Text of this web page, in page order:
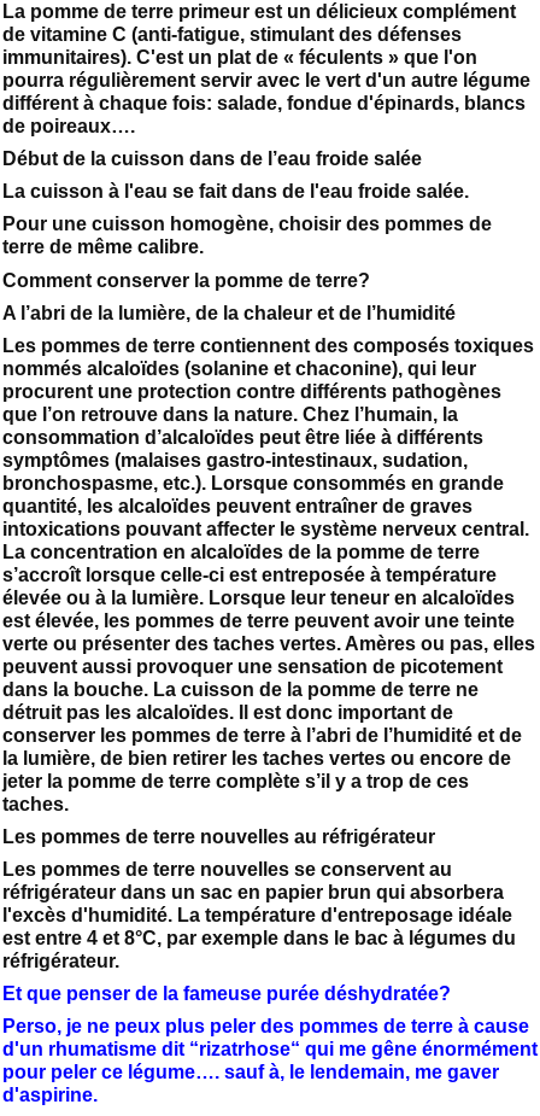
La pomme de terre primeur est un délicieux complément
de vitamine C (anti-fatigue, stimulant des défenses
immunitaires). C'est un plat de « féculents » que l'on
pourra régulièrement servir avec le vert d'un autre légume
différent à chaque fois: salade, fondue d'épinards, blancs
de poireaux….
Début de la cuisson dans de l’eau froide salée
La cuisson à l'eau se fait dans de l'eau froide salée.
Pour une cuisson homogène, choisir des pommes de
terre de même calibre.
Comment conserver la pomme de terre?
A l’abri de la lumière, de la chaleur et de l’humidité
Les pommes de terre contiennent des composés toxiques
nommés alcaloïdes (solanine et chaconine), qui leur
procurent une protection contre différents pathogènes
que l’on retrouve dans la nature. Chez l’humain, la
consommation d’alcaloïdes peut être liée à différents
symptômes (malaises gastro-intestinaux, sudation,
bronchospasme, etc.). Lorsque consommés en grande
quantité, les alcaloïdes peuvent entraîner de graves
intoxications pouvant affecter le système nerveux central.
La concentration en alcaloïdes de la pomme de terre
s’accroît lorsque celle-ci est entreposée à température
élevée ou à la lumière. Lorsque leur teneur en alcaloïdes
est élevée, les pommes de terre peuvent avoir une teinte
verte ou présenter des taches vertes. Amères ou pas, elles
peuvent aussi provoquer une sensation de picotement
dans la bouche. La cuisson de la pomme de terre ne
détruit pas les alcaloïdes. Il est donc important de
conserver les pommes de terre à l’abri de l’humidité et de
la lumière, de bien retirer les taches vertes ou encore de
jeter la pomme de terre complète s’il y a trop de ces
taches.
Les pommes de terre nouvelles au réfrigérateur
Les pommes de terre nouvelles se conservent au
réfrigérateur dans un sac en papier brun qui absorbera
l'excès d'humidité. La température d'entreposage idéale
est entre 4 et 8°C, par exemple dans le bac à légumes du
réfrigérateur.
Et que penser de la fameuse purée déshydratée?
Perso, je ne peux plus peler des pommes de terre à cause
d'un rhumatisme dit “rizatrhose“ qui me gêne énormément
pour peler ce légume…. sauf à, le lendemain, me gaver
d'aspirine.